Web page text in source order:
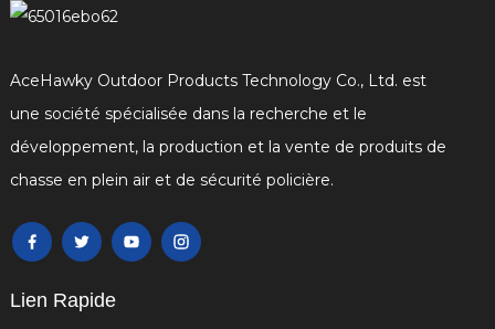
AceHawky Outdoor Products Technology Co., Ltd. est
une société spécialisée dans la recherche et le
développement, la production et la vente de produits de
chasse en plein air et de sécurité policière.
Lien Rapide